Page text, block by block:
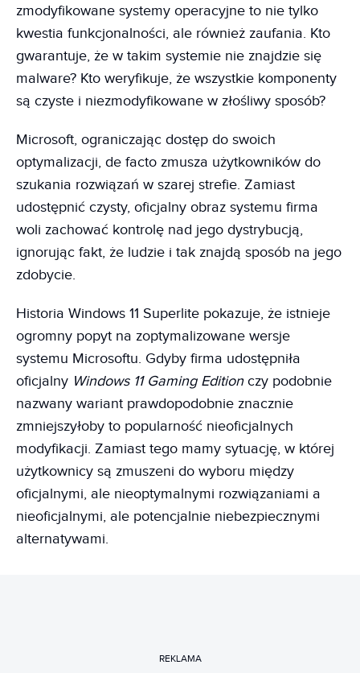
zmodyfikowane systemy operacyjne to nie tylko
kwestia funkcjonalności, ale również zaufania. Kto
gwarantuje, że w takim systemie nie znajdzie się
malware? Kto weryfikuje, że wszystkie komponenty
są czyste i niezmodyfikowane w złośliwy sposób?
Microsoft, ograniczając dostęp do swoich
optymalizacji, de facto zmusza użytkowników do
szukania rozwiązań w szarej strefie. Zamiast
udostępnić czysty, oficjalny obraz systemu firma
woli zachować kontrolę nad jego dystrybucją,
ignorując fakt, że ludzie i tak znajdą sposób na jego
zdobycie.
Historia Windows 11 Superlite pokazuje, że istnieje
ogromny popyt na zoptymalizowane wersje
systemu Microsoftu. Gdyby firma udostępniła
oficjalny Windows 11 Gaming Editionczy podobnie
nazwany wariant prawdopodobnie znacznie
zmniejszyłoby to popularność nieoficjalnych
modyfikacji. Zamiast tego mamy sytuację, w której
użytkownicy są zmuszeni do wyboru między
oficjalnymi, ale nieoptymalnymi rozwiązaniami a
nieoficjalnymi, ale potencjalnie niebezpiecznymi
alternatywami.
REKLAMA